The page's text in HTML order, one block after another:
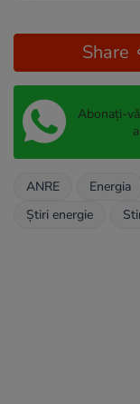
Share
Abonați-
ANRE Energia
Știri energie